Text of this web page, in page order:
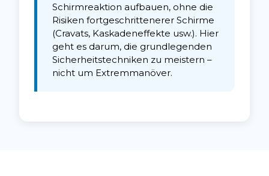
Schirmreaktion aufbauen, ohne die
Risiken fortgeschrittenerer Schirme
(Cravats, Kaskadeneffekte usw.). Hier
geht es darum, die grundlegenden
Sicherheitstechniken zu meistern –
nicht um Extremmanöver.